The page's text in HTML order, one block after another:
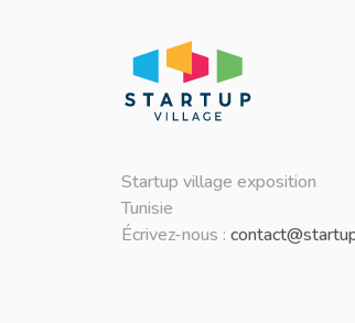
Startup village exposition
Tunisie
Écrivez-nous :